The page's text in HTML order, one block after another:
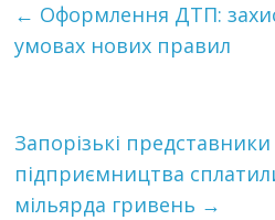
← Оформлення ДТП:
умовах нових правил
Запорізькі
підприємництва
мільярда гривень →